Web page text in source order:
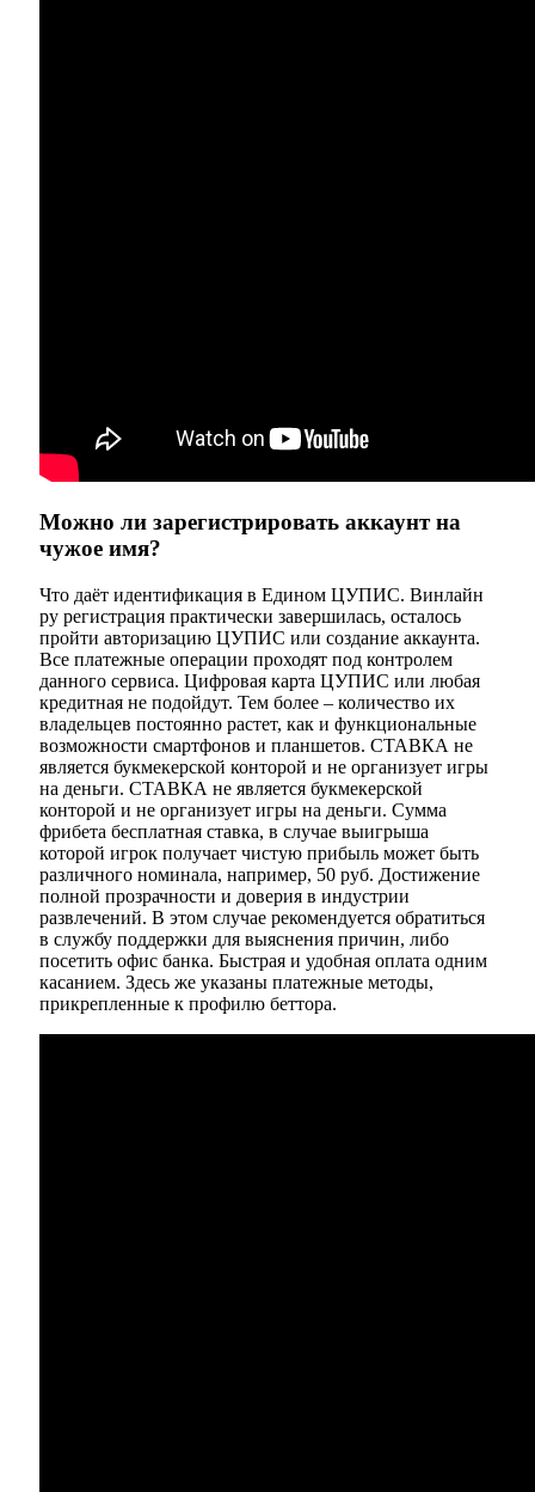
Можно ли зарегистрировать аккаунт на
чужое имя?
Что даёт идентификация в Едином ЦУПИС. Винлайн
ру регистрация практически завершилась, осталось
пройти авторизацию ЦУПИС или создание аккаунта.
Все платежные операции проходят под контролем
данного сервиса. Цифровая карта ЦУПИС или любая
кредитная не подойдут. Тем более – количество их
владельцев постоянно растет, как и функциональные
возможности смартфонов и планшетов. СТАВКА не
является букмекерской конторой и не организует игры
на деньги. СТАВКА не является букмекерской
конторой и не организует игры на деньги. Сумма
фрибета бесплатная ставка, в случае выигрыша
которой игрок получает чистую прибыль может быть
различного номинала, например, 50 руб. Достижение
полной прозрачности и доверия в индустрии
развлечений. В этом случае рекомендуется обратиться
в службу поддержки для выяснения причин, либо
посетить офис банка. Быстрая и удобная оплата одним
касанием. Здесь же указаны платежные методы,
прикрепленные к профилю беттора.